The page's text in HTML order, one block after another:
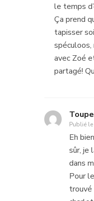
le temps
Ça prend
tapisser
spéculoos,
avec Zoé
partagé!
Publié le
Eh
sûr, je
dans
Pour
trouvé